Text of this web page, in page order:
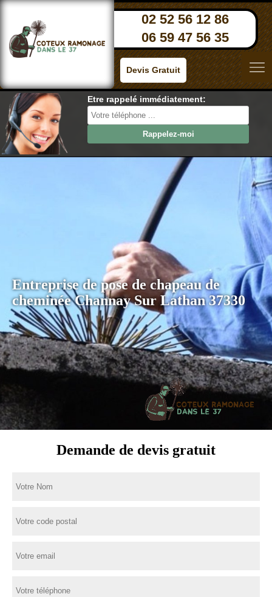
02 52 56 12 86
06 59 47 56 35
Devis Gratuit
Etre rappelé immédiatement:
Entreprise de pose de chapeau de
cheminée Channay Sur Lathan 37330
Demande de devis gratuit